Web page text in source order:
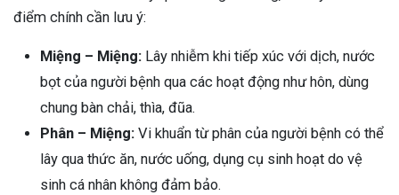
điểm chính cần lưu ý:
Miệng – Miệng: Lây nhiễm khi tiếp xúc với dịch, nước
bọt của người bệnh qua các hoạt động như hôn, dùng
chung bàn chải, thìa, đũa.
Phân – Miệng: Vi khuẩn từ phân của người bệnh có thể
lây qua thức ăn, nước uống, dụng cụ sinh hoạt do vệ
sinh cá nhân không đảm bảo.